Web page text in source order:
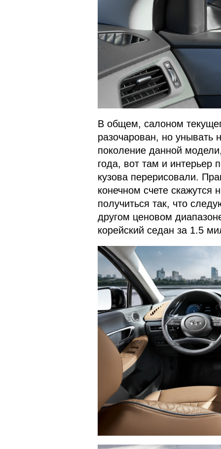
В общем, салоном
разочарован, но унывать
поколение данной
года, вот там и интерьер
кузова перерисовали.
конечном счете скажутся
получиться так, что
другом ценовом
корейский седан за 1.5